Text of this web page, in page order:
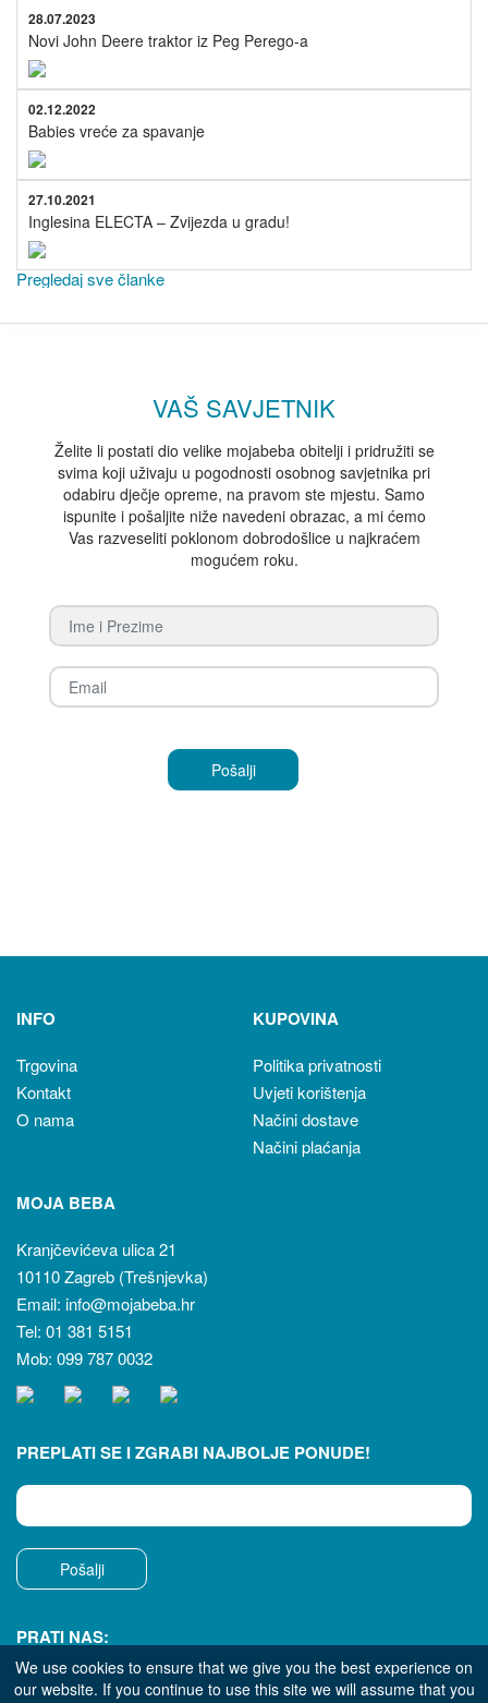
28.07.2023
Novi John Deere traktor iz Peg Perego-a
02.12.2022
Babies vreće za spavanje
27.10.2021
Inglesina ELECTA – Zvijezda u gradu!
Pregledaj sve članke
VAŠ SAVJETNIK
Želite li postati dio velike mojabeba obitelji i pridružiti se
svima koji uživaju u pogodnosti osobnog savjetnika pri
odabiru dječje opreme, na pravom ste mjestu. Samo
ispunite i pošaljite niže navedeni obrazac, a mi ćemo
Vas razveseliti poklonom dobrodošlice u najkraćem
mogućem roku.
INFO
Trgovina
Kontakt
O nama
KUPOVINA
Politika privatnosti
Uvjeti korištenja
Načini dostave
Načini plaćanja
MOJA BEBA
Kranjčevićeva ulica 21
10110 Zagreb (Trešnjevka)
Email: info@mojabeba.hr
Tel: 01 381 5151
Mob: 099 787 0032
PREPLATI SE I ZGRABI NAJBOLJE PONUDE!
Pošalji
PRATI NAS:
We use cookies to ensure that we give you the best experience on
our website. If you continue to use this site we will assume that you